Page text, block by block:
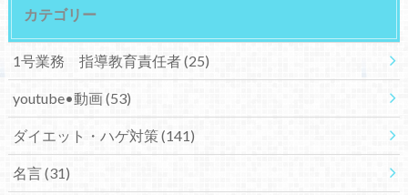
カテゴリー
1号業務 指導教育責任者(25)
youtube•動画(53)
ダイエット・ハゲ対策(141)
名言(31)